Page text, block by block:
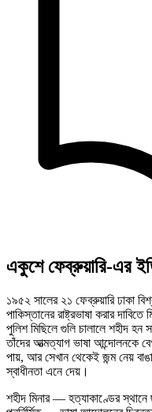
একুশে ফেব্রুয়ারি-এর
১৯৫২ সালের ২১ ফেব্রুয়ারি ঢাকা
পাকিস্তানের রাষ্ট্রভাষা করার
পুলিশ মিছিলে গুলি চালালে শহীদ
তাঁদের আত্মত্যাগ ভাষা আন্দোলনকে
পায়, আর সেখান থেকেই জন্ম নেয়
স্বাধীনতা এনে দেয়।
শহীদ মিনার — হত্যাকাণ্ডের স্থানে